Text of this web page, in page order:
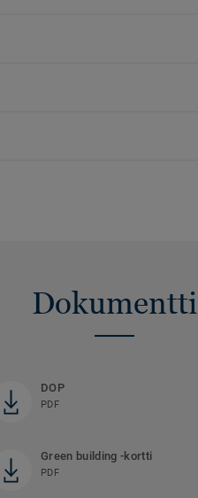
Dokumentti
DOP
PDF
Green building -kortti
PDF